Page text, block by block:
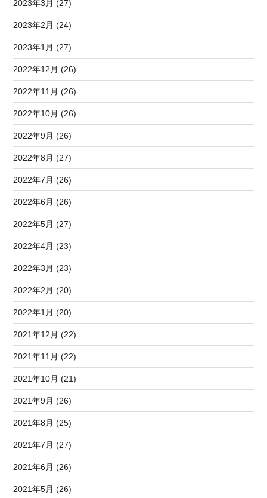
2023年3月 (27)
2023年2月 (24)
2023年1月 (27)
2022年12月 (26)
2022年11月 (26)
2022年10月 (26)
2022年9月 (26)
2022年8月 (27)
2022年7月 (26)
2022年6月 (26)
2022年5月 (27)
2022年4月 (23)
2022年3月 (23)
2022年2月 (20)
2022年1月 (20)
2021年12月 (22)
2021年11月 (22)
2021年10月 (21)
2021年9月 (26)
2021年8月 (25)
2021年7月 (27)
2021年6月 (26)
2021年5月 (26)